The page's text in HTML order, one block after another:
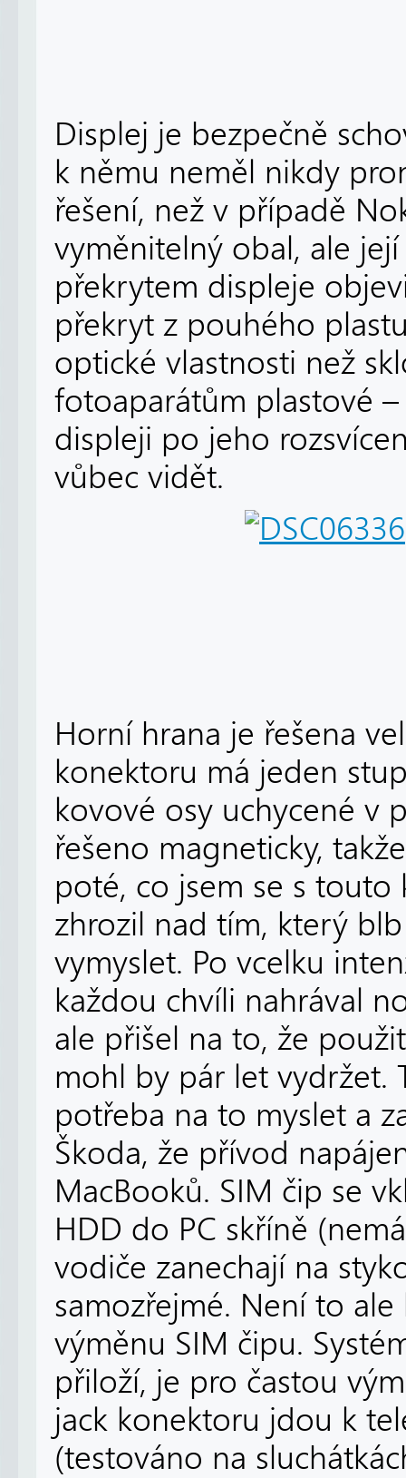
Displej je bezpečně
k němu neměl nikdy
řešení, než v případě
vyměnitelný obal, ale
překrytem displeje
překryt z pouhého
optické vlastnosti než
fotoaparátům plastové
displeji po jeho
vůbec vidět.
Horní hrana je řešena
konektoru má jeden
kovové osy uchycené v
řešeno magneticky,
poté, co jsem se s touto
zhrozil nad tím, který
vymyslet. Po vcelku
každou chvíli nahrával
ale přišel na to, že
mohl by pár let vydržet.
potřeba na to myslet a
Škoda, že přívod
MacBooků. SIM čip se
HDD do PC skříně
vodiče zanechají na
samozřejmé. Není to
výměnu SIM čipu.
přiloží, je pro častou
jack konektoru jdou k
(testováno na